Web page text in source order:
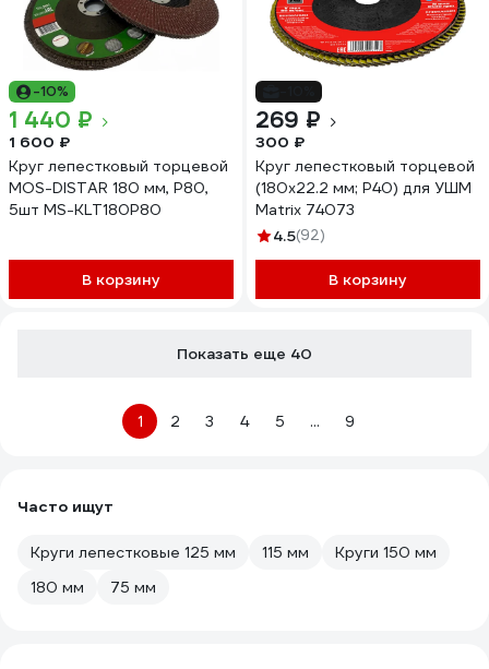
-10%
1 440 ₽
1 600 ₽
Круг лепестковый торцевой
МОS-DISTAR 180 мм, P80,
5шт MS-KLT180P80
В корзину
269 ₽
300 ₽
Круг лепестковый торцевой
(180х22.2 мм; P40) для УШМ
Matrix 74073
4.5(92)
В корзину
Показать еще 40
1 2 3 4 5 ... 9
Часто ищут
Круги лепестковые 125 мм 115 мм
Круги 150 мм
180 мм
75 мм